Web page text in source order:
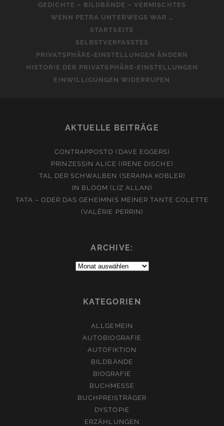
GEDICHTE – BILDBÄNDE – VERMISCHTES
WENN PETRA UNTERWEGS WAR …
STARTSEITE
SELBSTVERFASSTES
PRIVATSPHÄRE-EINSTELLUNGEN ÄNDERN
HISTORIE DER PRIVATSPHÄRE-EINSTELLUNGEN
EINWILLIGUNGEN WIDERRUFEN
AKTUELLE BEITRÄGE
CONTRAPPOSTO (DAVE EGGERS)
PRINZESSIN ALICE (IRENE DISCHE)
TAL DER SCHWALBEN (SERAINA KOBLER)
IN BLOOM (LIZ ALLAN)
TATA – ODER DAS GEHEIMNIS MEINER TANTE COLETTE
(VALÉRIE PERRIN)
ARCHIVE:
Archive:
KATEGORIEN
ALLGEMEIN
AUTOBIOGRAFIE
AUTOFIKTION
BILDBÄNDE
BIOGRAFIE
BUCHMESSE
BUCHPREISTRÄGER
DYSTOPIE
ERZÄHLUNGEN